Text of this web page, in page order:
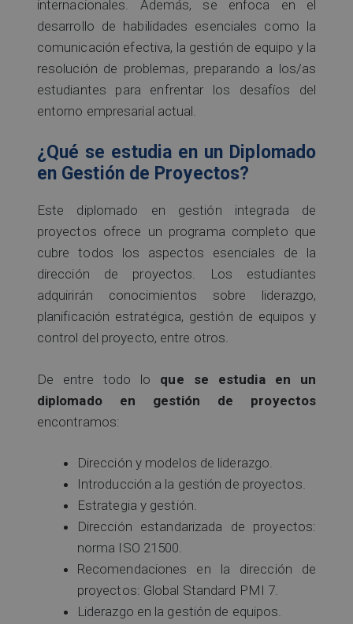
internacionales. Además, se enfoca en el
desarrollo de habilidades esenciales como la
comunicación efectiva, la gestión de equipo y la
resolución de problemas, preparando a los/as
estudiantes para enfrentar los desafíos del
entorno empresarial actual.
¿Qué se estudia en un Diplomado
en Gestión de Proyectos?
Este diplomado en gestión integrada de
proyectos ofrece un programa completo que
cubre todos los aspectos esenciales de la
dirección de proyectos. Los estudiantes
adquirirán conocimientos sobre liderazgo,
planificación estratégica, gestión de equipos y
control del proyecto, entre otros.
De entre todo lo que se estudia en un
diplomado en gestión de proyectos
encontramos:
Dirección y modelos de liderazgo.
Introducción a la gestión de proyectos.
Estrategia y gestión.
Dirección estandarizada de proyectos:
norma ISO 21500.
Recomendaciones en la dirección de
proyectos: Global Standard PMI 7.
Liderazgo en la gestión de equipos.